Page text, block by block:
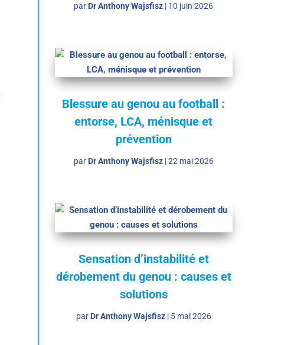
par Dr Anthony Wajsfisz | 10 juin 2026
Blessure au genou au football :
entorse, LCA, ménisque et
prévention
par Dr Anthony Wajsfisz|22 mai 2026
Sensation d’instabilité et
dérobement du genou : causes et
solutions
par Dr Anthony Wajsfisz| 5 mai 2026